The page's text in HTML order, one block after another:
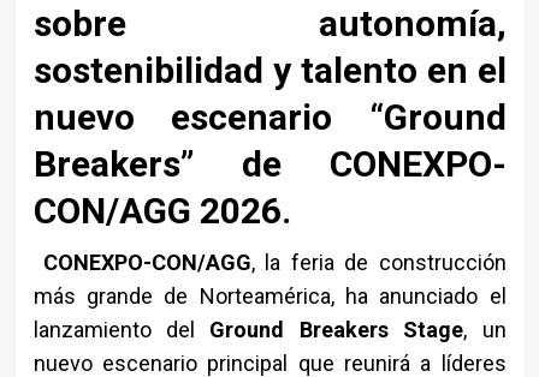
sobre autonomía,
sostenibilidad y talento en el
nuevo escenario “Ground
Breakers” de CONEXPO-
CON/AGG 2026.
CONEXPO-CON/AGG, la feria de construcción
más grande de Norteamérica, ha anunciado el
lanzamiento del Ground Breakers Stage, un
nuevo escenario principal que reunirá a líderes